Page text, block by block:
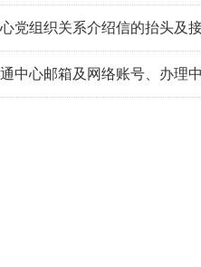
党组织关系介绍信的抬头及
中心邮箱及网络账号、办理